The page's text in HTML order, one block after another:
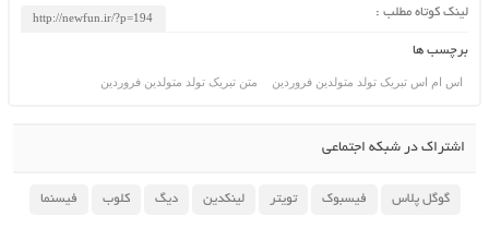
لینک کوتاه مطلب :
برچسب ها
اس ام اس تبریک تولد متولدین فروردین متن تبریک تولد متولدین فروردین
اشتراک در شبکه اجتماعی
گوگل پلاس فیسبوک تویتر لینکدین دیگ کلوب فیسنما